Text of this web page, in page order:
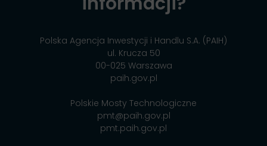
Polska Agencja Inwestycji i Handlu S.A. (PAIH)
ul. Krucza 50
00-025 Warszawa
paih.gov.pl
Polskie Mosty Technologiczne
pmt@paih.gov.pl
pmt.paih.gov.pl